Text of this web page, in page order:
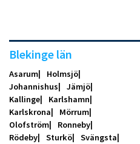
Blekinge län
Asarum
Holmsjö
Johannishus
Jämjö
Kallinge
Karlshamn
Karlskrona
Mörrum
Olofström
Ronneby
Rödeby
Sturkö
Svängsta